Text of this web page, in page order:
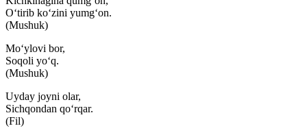
O‘tirib ko‘zini yumg‘on.
(Mushuk)
Mo‘ylovi bor,
Soqoli yo‘q.
(Mushuk)
Uyday joyni olar,
Sichqondan qo‘rqar.
(Fil)